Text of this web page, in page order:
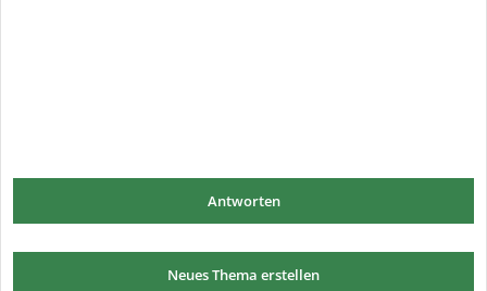
Antworten
Neues Thema erstellen